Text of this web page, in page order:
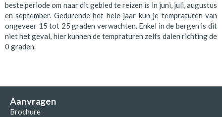
beste periode om naar dit gebied te reizen is in juni, juli, augustus
en september. Gedurende het hele jaar kun je tempraturen van
ongeveer 15 tot 25 graden verwachten. Enkel in de bergen is dit
niet het geval, hier kunnen de tempraturen zelfs dalen richting de
0 graden.
Aanvragen
Brochure